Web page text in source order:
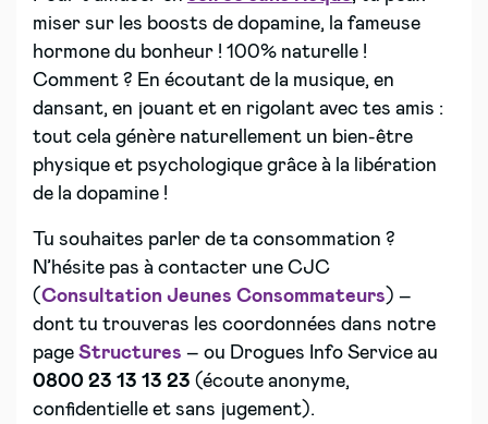
miser sur les boosts de dopamine, la fameuse
hormone du bonheur ! 100% naturelle !
Comment ? En écoutant de la musique, en
dansant, en jouant et en rigolant avec tes amis :
tout cela génère naturellement un bien-être
physique et psychologique grâce à la libération
de la dopamine !
Tu souhaites parler de ta consommation ?
N’hésite pas à contacter une CJC
(Consultation Jeunes Consommateurs) –
dont tu trouveras les coordonnées dans notre
page Structures – ou Drogues Info Service au
0800 23 13 13 23 (écoute anonyme,
confidentielle et sans jugement).